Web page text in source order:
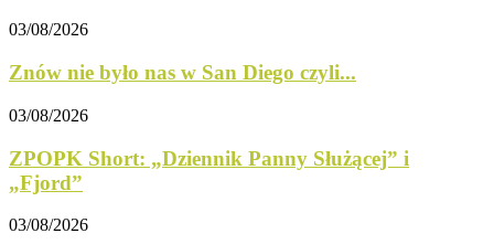
03/08/2026
Znów nie było nas w San Diego czyli...
03/08/2026
ZPOPK Short: „Dziennik Panny Służącej” i
„Fjord”
03/08/2026